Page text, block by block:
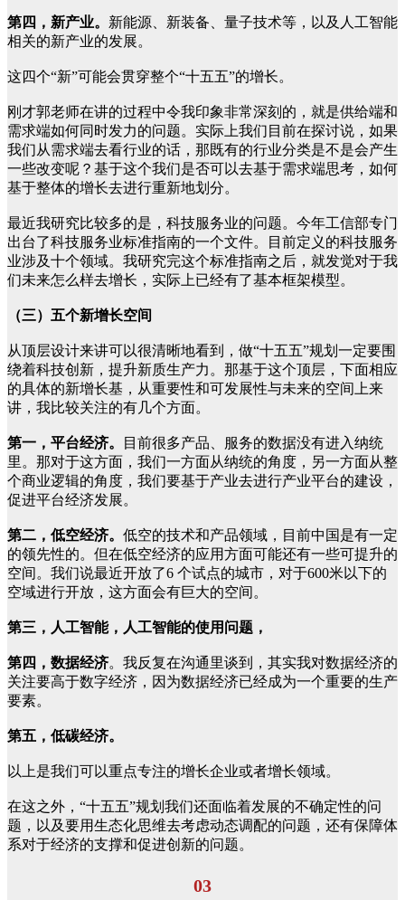
第四，新产业。 新能源、新装备、量子技术等，以及人工智能
相关的新产业的发展。
这四个“新”可能会贯穿整个“十五五”的增长。
刚才郭老师在讲的过程中令我印象非常深刻的，就是供给端和
需求端如何同时发力的问题。实际上我们目前在探讨说，如果
我们从需求端去看行业的话，那既有的行业分类是不是会产生
一些改变呢？基于这个我们是否可以去基于需求端思考，如何
基于整体的增长去进行重新地划分。
最近我研究比较多的是，科技服务业的问题。今年工信部专门
出台了科技服务业标准指南的一个文件。目前定义的科技服务
业涉及十个领域。我研究完这个标准指南之后，就发觉对于我
们未来怎么样去增长，实际上已经有了基本框架模型。
（三）五个新增长空间
从顶层设计来讲可以很清晰地看到，做“十五五”规划一定要围
绕着科技创新，提升新质生产力。那基于这个顶层，下面相应
的具体的新增长基，从重要性和可发展性与未来的空间上来
讲，我比较关注的有几个方面。
第一，平台经济。
目前很多产品、服务的数据没有进入纳统
里。那对于这方面，我们一方面从纳统的角度，另一方面从整
个商业逻辑的角度，我们要基于产业去进行产业平台的建设，
促进平台经济发展。
第二，低空经济。 低空的技术和产品领域，目前中国是有一定
的领先性的。但在低空经济的应用方面可能还有一些可提升的
空间。我们说最近开放了6 个试点的城市，对于600米以下的
空域进行开放，这方面会有巨大的空间。
第三，人工智能，人工智能的使用问题，
第四，数据经济。我反复在沟通里谈到，其实我对数据经济的
关注要高于数字经济，因为数据经济已经成为一个重要的生产
要素。
第五，低碳经济。
以上是我们可以重点专注的增长企业或者增长领域。
在这之外，“十五五”规划我们还面临着发展的不确定性的问
题，以及要用生态化思维去考虑动态调配的问题，还有保障体
系对于经济的支撑和促进创新的问题。
03